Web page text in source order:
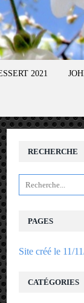
2021
RECHERCHE
PAGES
Site créé le 11/
CATÉGORIES